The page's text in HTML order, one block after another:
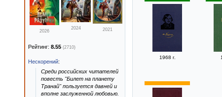
1968 г.
2026
2024 2021
Рейтинг: 8.55 (2710)
Нескорений:
Среди российских читателей
повесть "Билет на планету
Транай" пользуется давней и
вполне заслуженной любовью.